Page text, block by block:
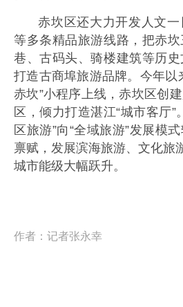
赤坎区还大力开发人文
等多条精品旅游线路，把赤
巷、古码头、骑楼建筑等历史
打造古商埠旅游品牌。今年以
赤坎”小程序上线，赤坎区创
区，倾力打造湛江“城市客厅”
区旅游”向“全域旅游”发展模
禀赋，发展滨海旅游、文化旅
城市能级大幅跃升。
作者： 记者张永幸